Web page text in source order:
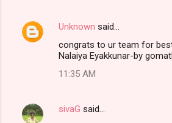
Unknown said…
congrats to ur team for
Nalaiya Eyakkunar-by
11:35 AM
sivaG said…